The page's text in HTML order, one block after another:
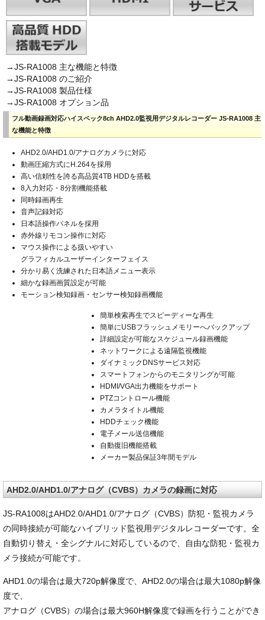
→JS-RA1008 主な機能と特徴
→JS-RA1008 のご紹介
→JS-RA1008 製品仕様
→JS-RA1008 オプション品
フル動画録画対応ハイスペック8ch AHD2.0監視用デジタルレコーダー JS-RA1008 主
な機能と特徴
AHD2.0/AHD1.0/アナログカメラに対応
動画圧縮方式にH.264を採用
高い信頼性を誇る高品質4TB HDDを搭載
8入力対応・8分割機能搭載
同時録画再生
音声記録対応
日本語操作パネルを採用
赤外線リモコン操作に対応
マウス操作による扱いやすい
グラフィカルユーザーインターフェイス
分かり易く洗練された日本語メニュー表示
細かな録画画質設定が可能
モーション検知録画・センサー検知録画機能
簡単検索再生でスピーディーな再生
簡単にUSBフラッシュメモリーへバックアップ
詳細設定が可能なスケジュール録画機能
ネットワークによる遠隔監視機能
ダイナミックDNSサービス対応
スマートフォンからのモニタリングが可能
HDMI/VGA出力機能をサポート
PTZコントロール機能
カメラタイトル機能
HDDチェック機能
電子メール送信機能
自動復旧機能搭載
メーカー製品保証3年間モデル
AHD2.0/AHD1.0/アナログ（CVBS）カメラの録画に対応
JS-RA1008はAHD2.0/AHD1.0/アナログ（CVBS）防犯・監視カメラ
の同時接続が可能なハイブリッド監視用デジタルレコーダーです。全
自動切り替え・全シグナルに対応しているので、自由な防犯・監視カ
メラ接続が可能です。
AHD1.0の場合は最大720p解像度で、AHD2.0の場合は最大1080p解像
度で、
アナログ（CVBS）の場合は最大960H解像度で録画を行うことができ